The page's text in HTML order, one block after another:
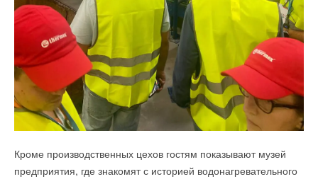
Кроме производственных цехов гостям показывают музей
предприятия, где знакомят с историей водонагревательного
Текст комментария
Уведомления отключены
Комментарии
В этой теме еще нет комментариев